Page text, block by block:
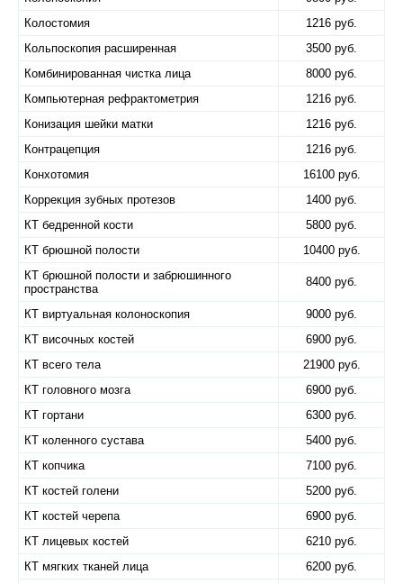
Колостомия
1216 руб.
Кольпоскопия расширенная
3500 руб.
Комбинированная чистка лица
8000 руб.
Компьютерная рефрактометрия
1216 руб.
Конизация шейки матки
1216 руб.
Контрацепция
1216 руб.
Конхотомия
16100 руб.
Коррекция зубных протезов
1400 руб.
КТ бедренной кости
5800 руб.
КТ брюшной полости
10400 руб.
КТ брюшной полости и забрюшинного
пространства
8400 руб.
КТ виртуальная колоноскопия
9000 руб.
КТ височных костей
6900 руб.
КТ всего тела
21900 руб.
КТ головного мозга
6900 руб.
КТ гортани
6300 руб.
КТ коленного сустава
5400 руб.
КТ копчика
7100 руб.
КТ костей голени
5200 руб.
КТ костей черепа
6900 руб.
КТ лицевых костей
6210 руб.
КТ мягких тканей лица
6200 руб.